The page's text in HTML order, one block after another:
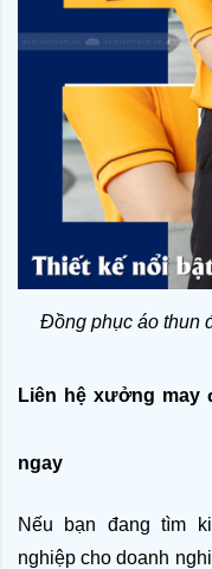
Đồng phục áo thun
Liên hệ xưởng may
ngay
Nếu bạn đang tìm
nghiệp cho doanh